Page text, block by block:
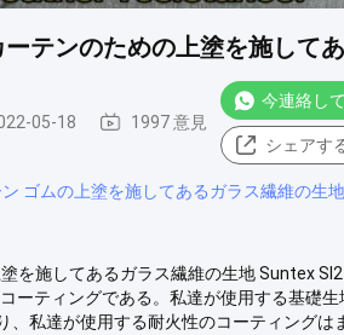
テンのための上塗を施して
05-18 1997 意見
今連絡し
シェアす
ゴムの上塗を施してあるガラス繊維の生地
を施してあるガラス繊維の生地 Suntex
ーティングである。私達が使用する基礎
私達が使用する耐火性のコーティングは